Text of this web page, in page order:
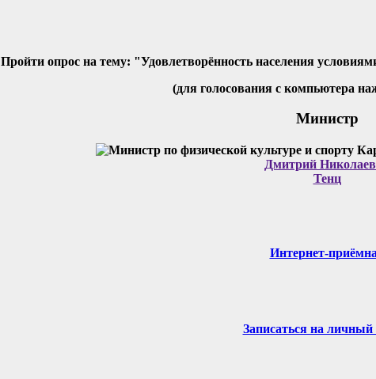
Пройти опрос на тему: "Удовлетворённость населения
(для голосования с компьютера
Министр
Дмитрий
Тенц
Интернет-
Записаться на